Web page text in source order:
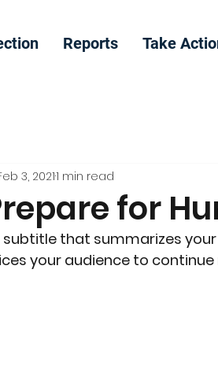
Reports Take
for
3, 20211 min read
that summarizes
your audience to continue